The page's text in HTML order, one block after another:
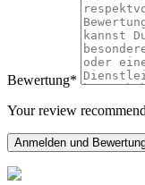
Bewertung*
Your review